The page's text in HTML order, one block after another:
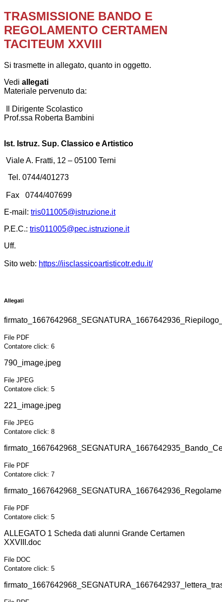
TRASMISSIONE BANDO E
REGOLAMENTO CERTAMEN
TACITEUM XXVIII
Si trasmette in allegato, quanto in oggetto.
Vedi allegati
Materiale pervenuto da:
Il Dirigente Scolastico
Prof.ssa Roberta Bambini
Ist. Istruz. Sup. Classico e Artistico
Viale A. Fratti, 12 – 05100 Terni
Tel. 0744/401273
Fax 0744/407699
E-mail: tris011005@istruzione.it
P.E.C.: tris011005@pec.istruzione.it
Uff.
Sito web: https://iisclassicoartisticotr.edu.it/
Allegati
File PDF
Contatore click: 6
790_image.jpeg
File JPEG
Contatore click: 5
221_image.jpeg
File JPEG
Contatore click: 8
File PDF
Contatore click: 7
File PDF
Contatore click: 5
ALLEGATO 1 Scheda dati alunni Grande Certamen
XXVIII.doc
File DOC
Contatore click: 5